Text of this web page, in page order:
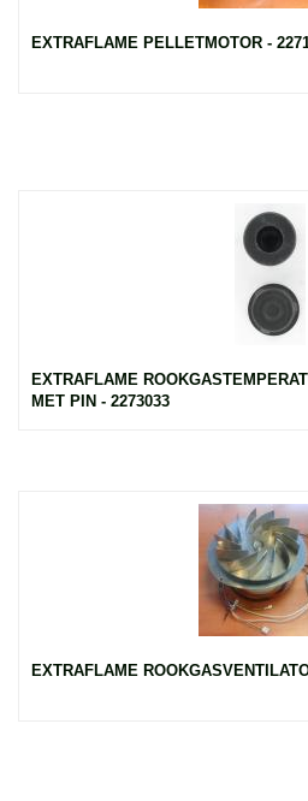
EXTRAFLAME PELLETMOTOR -
EXTRAFLAME
MET PIN - 2273033
EXTRAFLAME